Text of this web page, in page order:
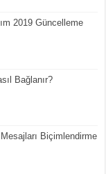
2019 Güncelleme
Bağlanır?
Biçimlendirme